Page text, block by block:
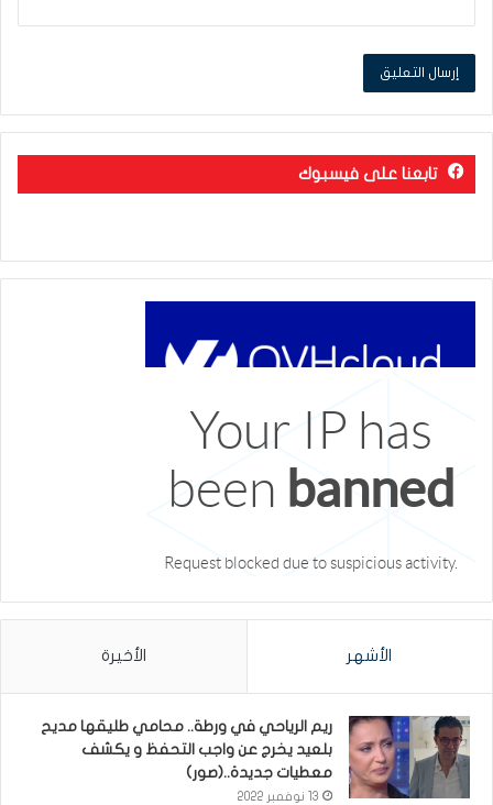
تابعنا على فيسبوك
الأشهر الأخيرة
ريم الرياحي في ورطة.. محامي طليقها مديح
بلعيد يخرج عن واجب التحفظ و يكشف
معطيات جديدة..(صور)
13 نوفمبر 2022